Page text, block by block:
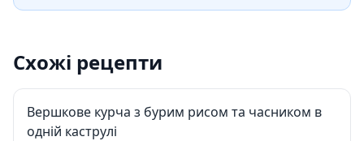
Схожі рецепти
Вершкове курча з бурим рисом та часником в
одній каструлі